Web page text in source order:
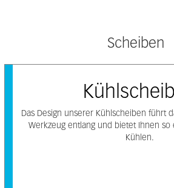
Scheiben
Das Design unserer Kühlscheiben führt
Werkzeug entlang und bietet Ihnen so
Kühlen.